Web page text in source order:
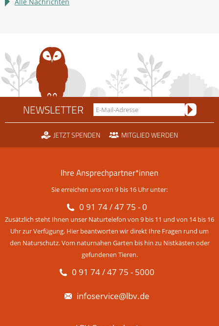
Scheidtobelbahn
NEWSLETTER
JETZT SPENDEN MITGLIED WERDEN
Ihre Ansprechpartner*innen
Sie erreichen uns von 9 bis 16 Uhr unter:
0 91 74 / 47 75 - 0
Zusätzlich steht Ihnen unser Naturtelefon von 9 bis 11 und von 14 bis 16
Uhr zur Verfügung. Hier beantworten wir direkt Ihre Fragen rund um
den Naturschutz. Vom naturnahen Garten bis hin zu Nistkästen oder
gefundenen Tieren.
0 91 74 / 47 75 - 5000
infoservice@lbv.de